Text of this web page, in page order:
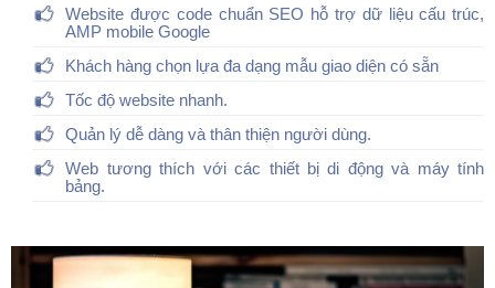
Website được code chuẩn SEO hỗ trợ dữ liệu cấu trúc,
AMP mobile Google
Khách hàng chọn lựa đa dạng mẫu giao diện có sẵn
Tốc độ website nhanh.
Quản lý dễ dàng và thân thiện người dùng.
Web tương thích với các thiết bị di động và máy tính
bảng.